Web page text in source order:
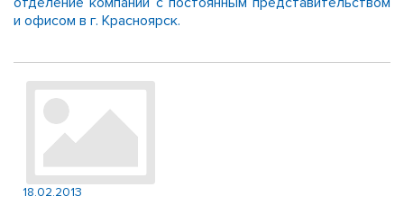
и офисом в г. Красноярск.
18.02.2013